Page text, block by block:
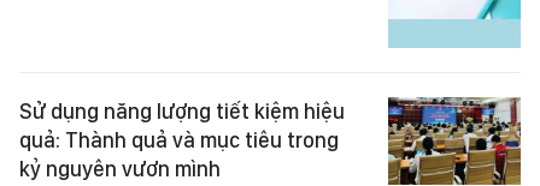
Sử dụng năng lượng tiết kiệm hiệu
quả: Thành quả và mục tiêu trong
kỷ nguyên vươn mình